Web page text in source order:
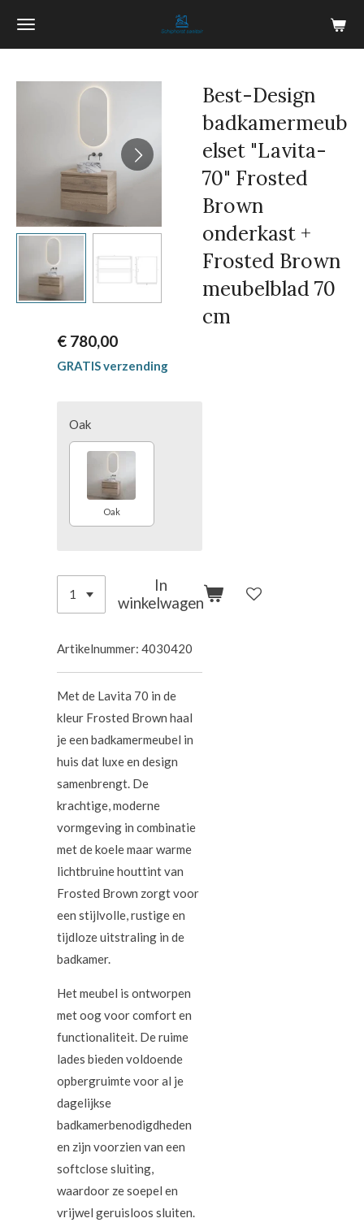
Ga
de
Best-Design
badkamermeub
elset "Lavita-
70" Frosted
Brown
onderkast +
Frosted Brown
meubelblad 70
cm
€ 780,00
GRATIS verzending
Oak
Oak
In
winkelwagen
Artikelnummer: 4030420
Met de Lavita 70 in de
kleur Frosted Brown haal
je een badkamermeubel in
huis dat luxe en design
samenbrengt. De
krachtige, moderne
vormgeving in combinatie
met de koele maar warme
lichtbruine houttint van
Frosted Brown zorgt voor
een stijlvolle, rustige en
tijdloze uitstraling in de
badkamer.
Het meubel is ontworpen
met oog voor comfort en
functionaliteit. De ruime
lades bieden voldoende
opbergruimte voor al je
dagelijkse
badkamerbenodigdheden
en zijn voorzien van een
softclose sluiting,
waardoor ze soepel en
vrijwel geruisloos sluiten.